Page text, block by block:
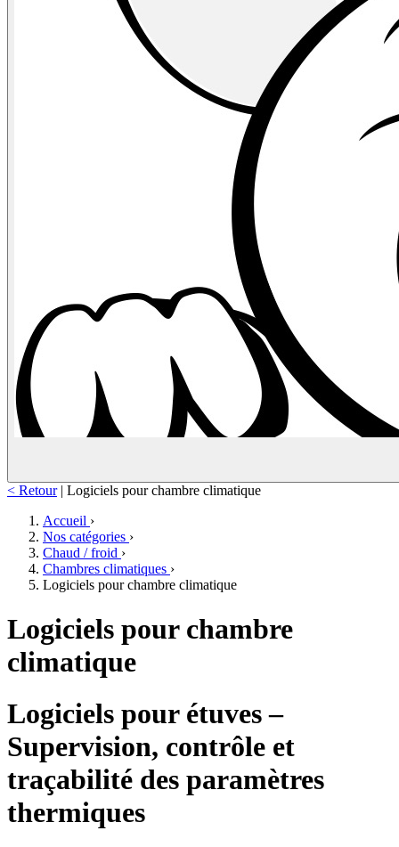
< Retour | Logiciels pour chambre climatique
Accueil ›
Nos catégories ›
Chaud / froid ›
Chambres climatiques ›
Logiciels pour chambre climatique
Logiciels pour chambre
climatique
Logiciels pour étuves –
Supervision, contrôle et
traçabilité des paramètres
thermiques